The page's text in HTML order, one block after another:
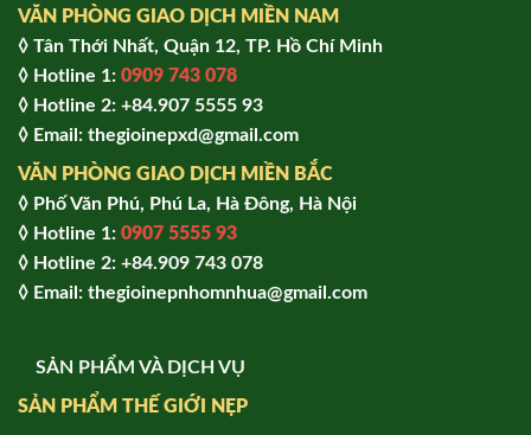
VĂN PHÒNG GIAO DỊCH MIỀN NAM
◊ Tân Thới Nhất, Quận 12, TP. Hồ Chí Minh
◊ Hotline 1: 0909 743 078
◊ Hotline 2: +84.907 5555 93
◊ Email: thegioinepxd@gmail.com
VĂN PHÒNG GIAO DỊCH MIỀN BẮC
◊ Phố Văn Phú, Phú La, Hà Đông, Hà Nội
◊ Hotline 1: 0907 5555 93
◊ Hot line 2: +84.909 743 078
◊ Email: thegioinepnhomnhua@gmail.com
SẢN PHẨM VÀ DỊCH VỤ
SẢN PHẨM THẾ GIỚI NẸP